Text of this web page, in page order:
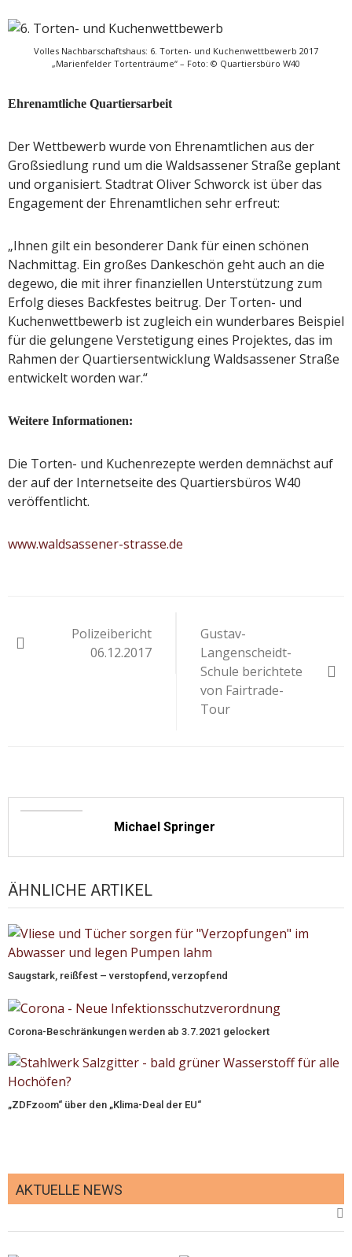
Volles Nachbarschaftshaus: 6. Torten- und Kuchenwettbewerb 2017
„Marienfelder Tortenträume“ – Foto: © Quartiersbüro W40
Ehrenamtliche Quartiersarbeit
Der Wettbewerb wurde von Ehrenamtlichen aus der
Großsiedlung rund um die Waldsassener Straße geplant
und organisiert. Stadtrat Oliver Schworck ist über das
Engagement der Ehrenamtlichen sehr erfreut:
„Ihnen gilt ein besonderer Dank für einen schönen
Nachmittag. Ein großes Dankeschön geht auch an die
degewo, die mit ihrer finanziellen Unterstützung zum
Erfolg dieses Backfestes beitrug. Der Torten- und
Kuchenwettbewerb ist zugleich ein wunderbares Beispiel
für die gelungene Verstetigung eines Projektes, das im
Rahmen der Quartiersentwicklung Waldsassener Straße
entwickelt worden war.“
Weitere Informationen:
Die Torten- und Kuchenrezepte werden demnächst auf
der auf der Internetseite des Quartiersbüros W40
veröffentlicht.
www.waldsassener-strasse.de
Polizeibericht
06.12.2017
Gustav-
Langenscheidt-
Schule berichtete
von Fairtrade-
Tour
Michael Springer
ÄHNLICHE ARTIKEL
Saugstark, reißfest – verstopfend, verzopfend
Corona-Beschränkungen werden ab 3.7.2021 gelockert
„ZDFzoom“ über den „Klima-Deal der EU“
AKTUELLE NEWS